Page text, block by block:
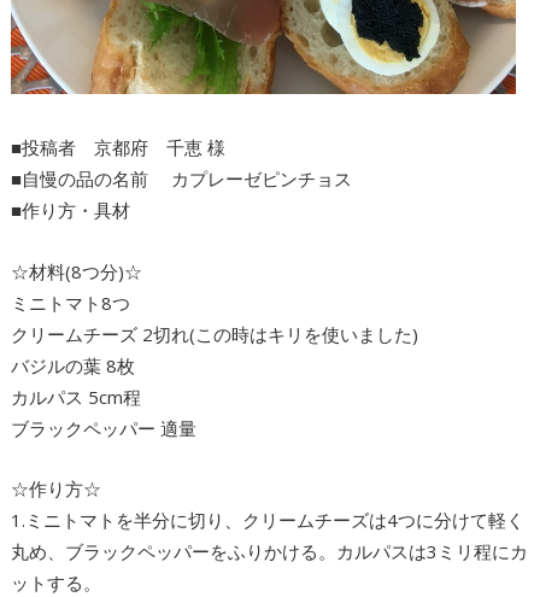
■投稿者 京都府 千恵 様
■自慢の品の名前 カプレーゼピンチョス
■作り方・具材
☆材料(8つ分)☆
ミニトマト8つ
クリームチーズ 2切れ(この時はキリを使いました)
バジルの葉 8枚
カルパス 5cm程
ブラックペッパー 適量
☆作り方☆
1.ミニトマトを半分に切り、クリームチーズは4つに分けて軽く
丸め、ブラックペッパーをふりかける。カルパスは3ミリ程にカ
ットする。